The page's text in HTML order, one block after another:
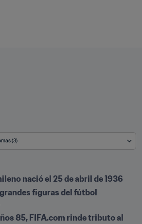
(3)
nació el 25 de abril de 1936
grandes figuras del fútbol